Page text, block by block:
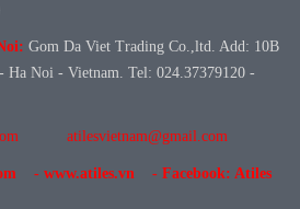
Gom Da Viet Trading Co.,ltd. Add: 10B
Noi - Vietnam. Tel: 024.37379120 -
atilesvietnam@gmail.com
- www.atiles.vn - Facebook: Atiles